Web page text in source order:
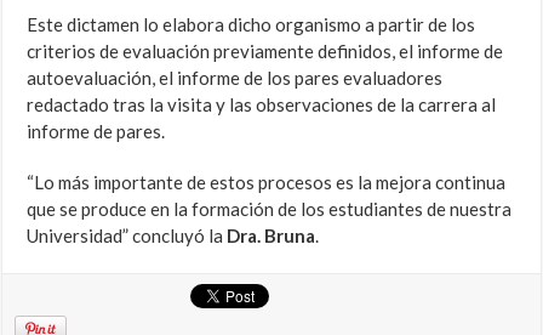
Este dictamen lo elabora dicho organismo a partir de los
criterios de evaluación previamente definidos, el informe de
autoevaluación, el informe de los pares evaluadores
redactado tras la visita y las observaciones de la carrera al
informe de pares.
“Lo más importante de estos procesos es la mejora continua
que se produce en la formación de los estudiantes de nuestra
Universidad” concluyó la Dra. Bruna.